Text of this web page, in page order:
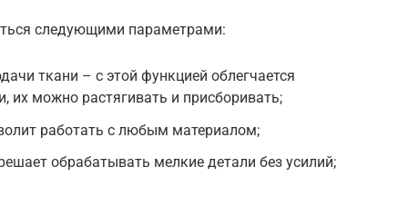
следующими параметрами:
ткани – с этой функцией облегчается
их можно растягивать и присборивать;
работать с любым материалом;
обрабатывать мелкие детали без усилий;